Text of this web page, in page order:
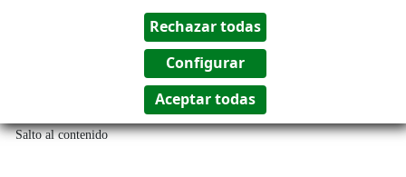
Salto al contenido